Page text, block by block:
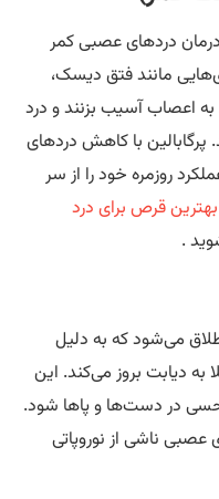
دردهای عصبی کمر
مانند فتق دیسک،
آسیب بزنند و درد
با کاهش دردهای
خود را از سر
قرص برای درد
که به دلیل
بروز می‌کند. این
دست‌ها و پاها شود.
ناشی از نوروپاتی